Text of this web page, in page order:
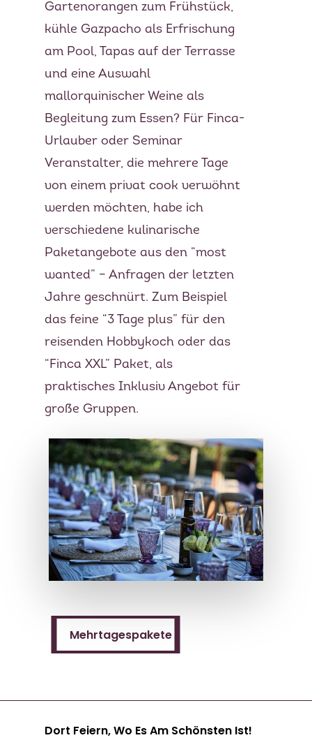
Gartenorangen zum Frühstück,
kühle Gazpacho als Erfrischung
am Pool, Tapas auf der Terrasse
und eine Auswahl
mallorquinischer Weine als
Begleitung zum Essen? Für Finca-
Urlauber oder Seminar
Veranstalter, die mehrere Tage
von einem privat cook verwöhnt
werden möchten, habe ich
verschiedene kulinarische
Paketangebote aus den “most
wanted” – Anfragen der letzten
Jahre geschnürt. Zum Beispiel
das feine “3 Tage plus” für den
reisenden Hobbykoch oder das
“Finca XXL” Paket, als
praktisches Inklusiv Angebot für
große Gruppen.
Mehrtagespakete
Mehrtagespakete
Dort Feiern, Wo Es Am Schönsten Ist!
MEIN GÄSTEBUCH
PRESSE & MEDIEN
MENÜBEISPIELE
NEWSLETTER